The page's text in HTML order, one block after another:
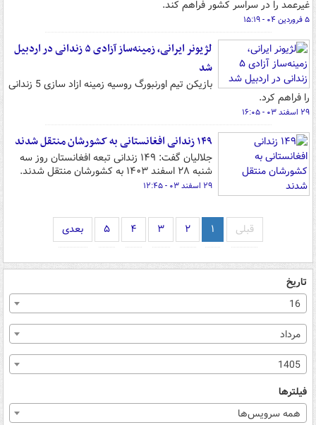
غیرعمد را در سراسر کشور فراهم کند.
۵ فروردین ۰۴ - ۱۵:۱۹
لژیونر ایرانی، زمینه‌ساز آزادی ۵ زندانی در اردبیل
شد
بازیکن تیم اورنبورگ روسیه زمینه ازاد سازی 5 زندانی
را فراهم کرد.
۲۹ اسفند ۰۳ - ۱۶:۰۵
۱۴۹ زندانی افغانستانی به کشورشان منتقل شدند
جلالیان گفت: ۱۴۹ زندانی تبعه افغانستان روز سه
شنبه ۲۸ اسفند ۱۴۰۳ به کشورشان منتقل شدند.
۲۹ اسفند ۰۳ - ۱۲:۴۵
قبلی ۱ ۲ ۳ ۴ ۵ بعدی
تاریخ
16
مرداد
1405
فیلترها
همه سرویس‌ها